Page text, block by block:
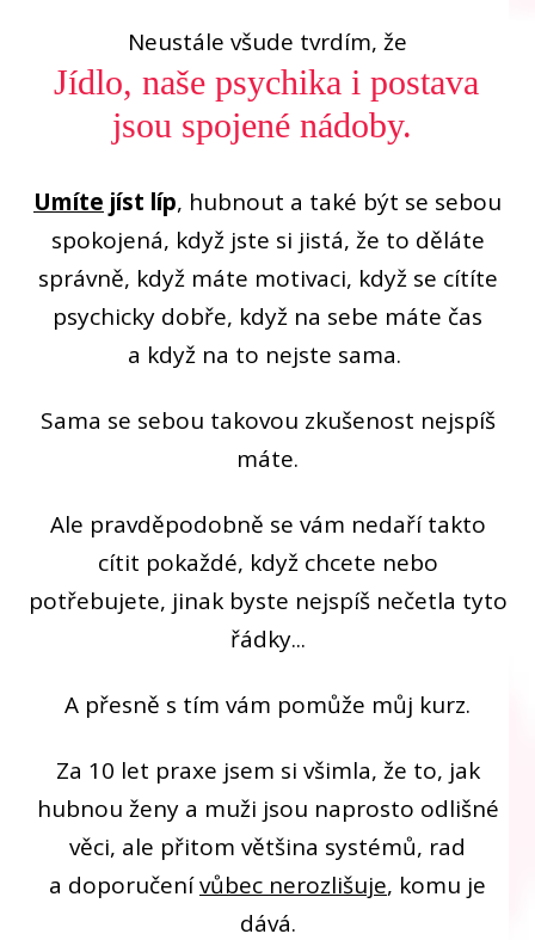
Neustále všude tvrdím, že
Jídlo, naše psychika i postava
jsou spojené nádoby.
Umíte jíst líp, hubnout a také být se sebou
spokojená, když jste si jistá, že to děláte
správně, když máte motivaci, když se cítíte
psychicky dobře, když na sebe máte čas
a když na to nejste sama.
Sama se sebou takovou zkušenost nejspíš
máte.
Ale pravděpodobně se vám nedaří takto
cítit pokaždé, když chcete nebo
potřebujete, jinak byste nejspíš nečetla tyto
řádky...
A přesně s tím vám pomůže můj kurz.
Za 10 let praxe jsem si všimla, že to, jak
hubnou ženy a muži jsou naprosto odlišné
věci, ale přitom většina systémů, rad
a doporučenívůbec nerozlišuje, komu je
dává.